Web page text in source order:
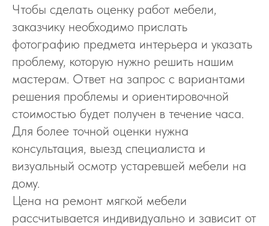
Чтобы сделать оценку работ мебели,
заказчику необходимо прислать
фотографию предмета интерьера и указать
проблему, которую нужно решить нашим
мастерам. Ответ на запрос с вариантами
решения проблемы и ориентировочной
стоимостью будет получен в течение часа.
Для более точной оценки нужна
консультация, выезд специалиста и
визуальный осмотр устаревшей мебели на
дому.
Цена на ремонт мягкой мебели
рассчитывается индивидуально и зависит от